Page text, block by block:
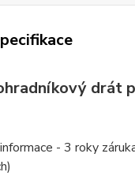
drát
- 3 roky